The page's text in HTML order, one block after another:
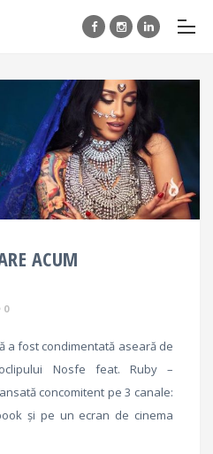
ACUM
0
a fost condimentată aseară de
Nosfe feat. Ruby –
concomitent pe 3 canale:
și pe un ecran de cinema